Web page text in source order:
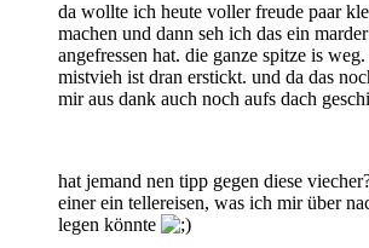
da wollte ich heute voller freude paar
machen und dann seh ich das ein
angefressen hat. die ganze spitze is
mistvieh ist dran erstickt. und da das
mir aus dank auch noch aufs dach
hat jemand nen tipp gegen diese
einer ein tellereisen, was ich mir über
legen könnte